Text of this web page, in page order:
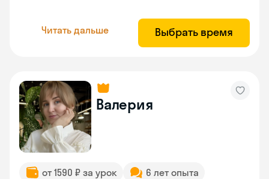
Читать дальше Выбрать время
Валерия
от 1590 ₽ за урок 6 лет опыта